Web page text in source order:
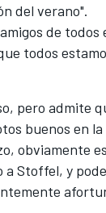
del verano".
de
todos
pero admite
buenos en
obviamente
Stoffel, y